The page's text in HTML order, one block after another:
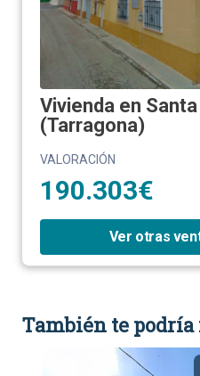
Vivienda en
(Tarragona)
VALORACIÓN
190.303€
Ver otras
También te